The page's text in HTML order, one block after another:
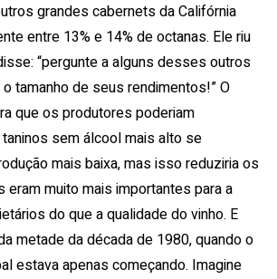
grandes cabernets da Califórnia
entre 13% e 14% de octanas. Ele riu
“pergunte a alguns desses outros
tamanho de seus rendimentos!”O
que os produtores poderiam
sem álcool mais alto se
mais baixa, mas isso reduziria os
eram muito mais importantes para a
do que a qualidade do vinho. E
metade da década de 1980, quando o
estava apenas começando. Imagine